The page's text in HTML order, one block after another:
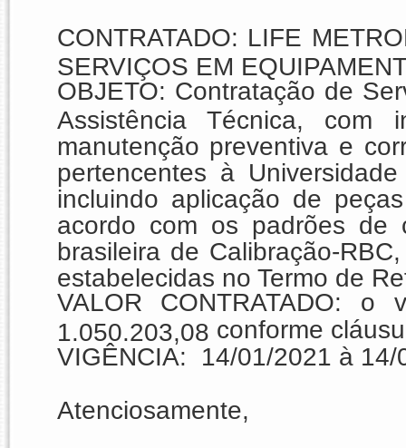
CONTRATADO: LIFE
SERVIÇOS EM
OBJETO: Contratação de
Assistência Técnica, com
manutenção preventiva e
pertencentes à
incluindo aplicação de
acordo com os padrões de
brasileira de Calibração-
estabelecidas no Termo de
VALOR CONTRATADO: o
1.050.203,08 conforme
VIGÊNCIA: 14/01/2021 à 14/
Atenciosamente,